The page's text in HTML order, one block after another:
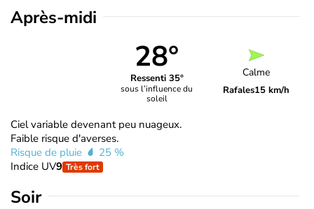
Après-midi
28°
Ressenti 35°
sous l’influence du
soleil
Calme
Rafales15 km/h
Ciel variable devenant peu nuageux.
Faible risque d'averses.
Risque de pluie
25 %
Indice UV9 Très fort
Soir